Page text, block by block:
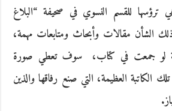
للقسم النسوي في صحيفة‮ “‬البلاغ‮
الشأن مقالات وأبحاث ومتابعات مهمة،
لو جمعت في كتاب، ‮ ‬سوف تعطي صورة
العظيمة، التي صنع رفاقها والذين